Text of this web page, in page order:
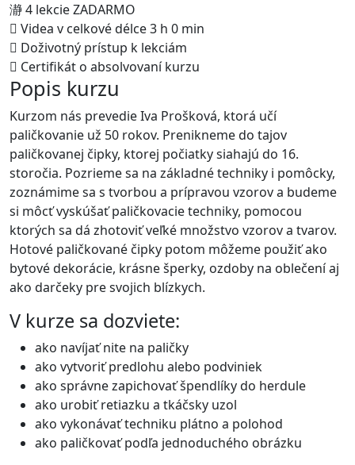
4 lekcie ZADARMO
Videa v celkové délce 3 h 0 min
Doživotný prístup k lekciám
Certifikát o absolvovaní kurzu
Popis kurzu
Kurzom nás prevedie Iva Prošková, ktorá učí
paličkovanie už 50 rokov. Prenikneme do tajov
paličkovanej čipky, ktorej počiatky siahajú do 16.
storočia. Pozrieme sa na základné techniky i pomôcky,
zoznámime sa s tvorbou a prípravou vzorov a budeme
si môcť vyskúšať paličkovacie techniky, pomocou
ktorých sa dá zhotoviť veľké množstvo vzorov a tvarov.
Hotové paličkované čipky potom môžeme použiť ako
bytové dekorácie, krásne šperky, ozdoby na oblečení aj
ako darčeky pre svojich blízkych.
V kurze sa dozviete:
ako navíjať nite na paličky
ako vytvoriť predlohu alebo podviniek
ako správne zapichovať špendlíky do herdule
ako urobiť retiazku a tkáčsky uzol
ako vykonávať techniku plátno a polohod
ako paličkovať podľa jednoduchého obrázku